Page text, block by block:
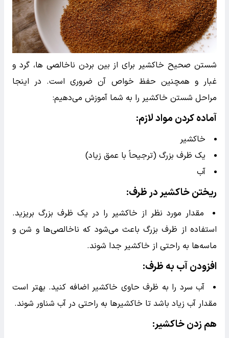
شستن صحیح خاکشیر برای از بین بردن ناخالصی ها، گرد و
غبار و همچنین حفظ خواص آن ضروری است. در اینجا
مراحل شستن خاکشیر را به شما آموزش می‌دهیم:
آماده کردن مواد لازم:
خاکشیر
یک ظرف بزرگ (ترجیحاً با عمق زیاد)
آب
ریختن خاکشیر در ظرف:
مقدار مورد نظر از خاکشیر را در یک ظرف بزرگ بریزید.
استفاده از ظرف بزرگ باعث می‌شود که ناخالصی‌ها و شن و
ماسه‌ها به راحتی از خاکشیر جدا شوند.
افزودن آب به ظرف:
آب سرد را به ظرف حاوی خاکشیر اضافه کنید. بهتر است
مقدار آب زیاد باشد تا خاکشیرها به راحتی در آب شناور شوند.
هم زدن خاکشیر: